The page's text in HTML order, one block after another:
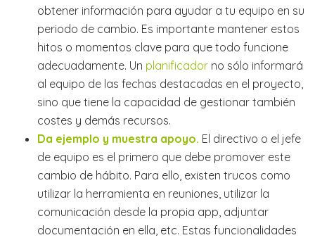
obtener información para ayudar a tu equipo en su
periodo de cambio. Es importante mantener estos
hitos o momentos clave para que todo funcione
adecuadamente. Un planificadorno sólo informará
al equipo de las fechas destacadas en el proyecto,
sino que tiene la capacidad de gestionar también
costes y demás recursos.
Da ejemplo y muestra apoyo. El directivo o el jefe
de equipo es el primero que debe promover este
cambio de hábito. Para ello, existen trucos como
utilizar la herramienta en reuniones, utilizar la
comunicación desde la propia app, adjuntar
documentación en ella, etc. Estas funcionalidades